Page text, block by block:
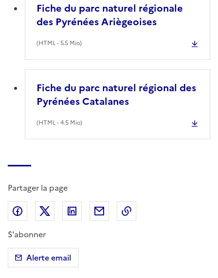
Fiche du parc naturel régionale
des Pyrénées Ariègeoises
(HTML- 5.5 Mio)
Fiche du parc naturel régional des
Pyrénées Catalanes
(HTML- 4.5 Mio)
Partager la page
Partager sur Facebook
Partager sur X (anciennement Twitter)
Partager sur LinkedIn
Partager par email
S'abonner
Alerte email